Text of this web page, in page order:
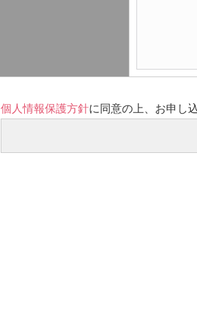
個人情報保護方針に同意の上、お申し